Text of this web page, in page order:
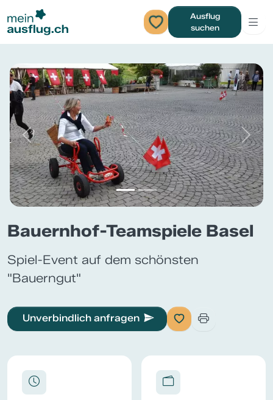
Ausflug
suchen
Previous Next
Bauernhof-Teamspiele Basel
Spiel-Event auf dem schönsten
"Bauerngut"
Unverbindlich anfragen